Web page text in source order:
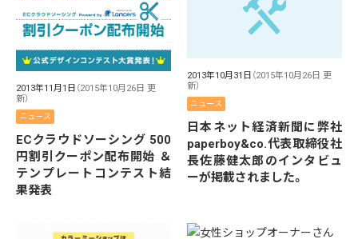
2013年11月1日 （2015年10月26日 更
新）
ニュース
ECクラウドソーシング 500
円割引クーポン配布開始 ＆
テンプレートコンテスト結
果発表
2013年10月31日 （2015年10月26日 更
新）
ニュース
日本ネット経済新聞に弊社
paperboy&co.代表取締役社
長佐藤健太郎のインタビュ
ーが掲載されました。